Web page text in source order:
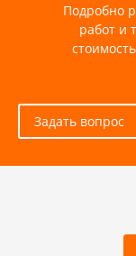
Подробно
работ и
Задать вопрос